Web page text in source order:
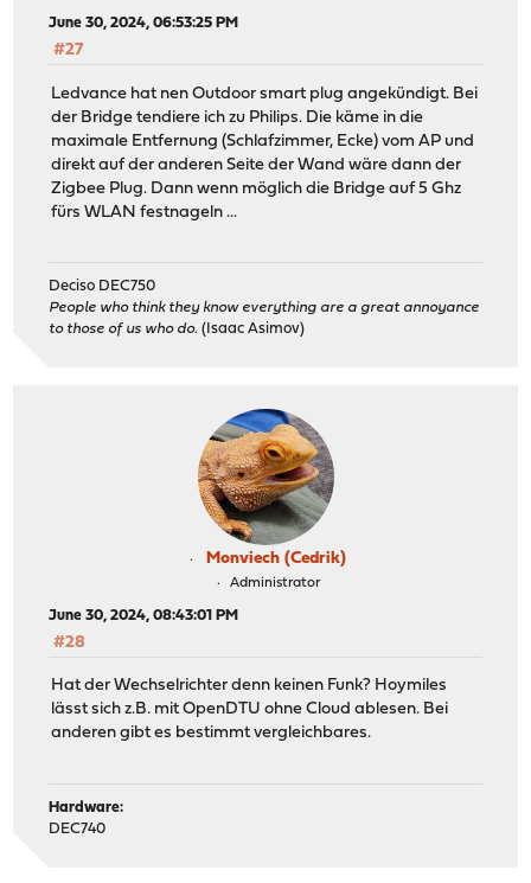
June 30, 2024, 06:53:25 PM
#27
Ledvance hat nen Outdoor smart plug angekündigt. Bei
der Bridge tendiere ich zu Philips. Die käme in die
maximale Entfernung (Schlafzimmer, Ecke) vom AP und
direkt auf der anderen Seite der Wand wäre dann der
Zigbee Plug. Dann wenn möglich die Bridge auf 5 Ghz
fürs WLAN festnageln ...
Deciso DEC750
People who think they know everything are a great annoyance
to those of us who do. (Isaac Asimov)
Monviech (Cedrik)
Administrator
June 30, 2024, 08:43:01 PM
#28
Hat der Wechselrichter denn keinen Funk? Hoymiles
lässt sich z.B. mit OpenDTU ohne Cloud ablesen. Bei
anderen gibt es bestimmt vergleichbares.
Hardware:
DEC740